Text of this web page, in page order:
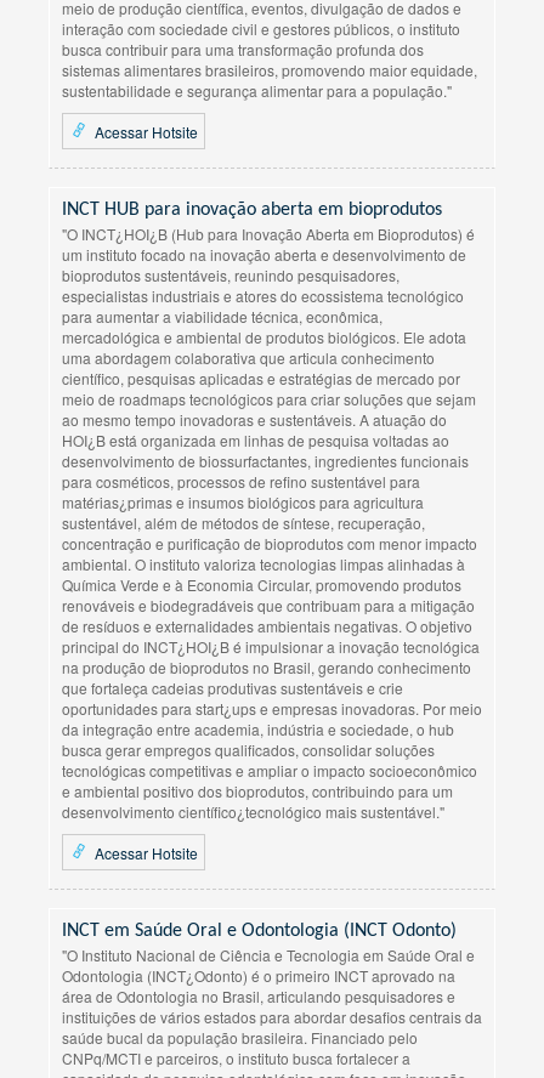
meio de produção científica, eventos, divulgação de dados e
interação com sociedade civil e gestores públicos, o instituto
busca contribuir para uma transformação profunda dos
sistemas alimentares brasileiros, promovendo maior equidade,
sustentabilidade e segurança alimentar para a população."
Acessar Hotsite
INCT HUB para inovação aberta em bioprodutos
"O INCT¿HOI¿B (Hub para Inovação Aberta em Bioprodutos) é
um instituto focado na inovação aberta e desenvolvimento de
bioprodutos sustentáveis, reunindo pesquisadores,
especialistas industriais e atores do ecossistema tecnológico
para aumentar a viabilidade técnica, econômica,
mercadológica e ambiental de produtos biológicos. Ele adota
uma abordagem colaborativa que articula conhecimento
científico, pesquisas aplicadas e estratégias de mercado por
meio de roadmaps tecnológicos para criar soluções que sejam
ao mesmo tempo inovadoras e sustentáveis. A atuação do
HOI¿B está organizada em linhas de pesquisa voltadas ao
desenvolvimento de biossurfactantes, ingredientes funcionais
para cosméticos, processos de refino sustentável para
matérias¿primas e insumos biológicos para agricultura
sustentável, além de métodos de síntese, recuperação,
concentração e purificação de bioprodutos com menor impacto
ambiental. O instituto valoriza tecnologias limpas alinhadas à
Química Verde e à Economia Circular, promovendo produtos
renováveis e biodegradáveis que contribuam para a mitigação
de resíduos e externalidades ambientais negativas. O objetivo
principal do INCT¿HOI¿B é impulsionar a inovação tecnológica
na produção de bioprodutos no Brasil, gerando conhecimento
que fortaleça cadeias produtivas sustentáveis e crie
oportunidades para start¿ups e empresas inovadoras. Por meio
da integração entre academia, indústria e sociedade, o hub
busca gerar empregos qualificados, consolidar soluções
tecnológicas competitivas e ampliar o impacto socioeconômico
e ambiental positivo dos bioprodutos, contribuindo para um
desenvolvimento científico¿tecnológico mais sustentável."
Acessar Hotsite
INCT em Saúde Oral e Odontologia (INCT Odonto)
"O Instituto Nacional de Ciência e Tecnologia em Saúde Oral e
Odontologia (INCT¿Odonto) é o primeiro INCT aprovado na
área de Odontologia no Brasil, articulando pesquisadores e
instituições de vários estados para abordar desafios centrais da
saúde bucal da população brasileira. Financiado pelo
CNPq/MCTI e parceiros, o instituto busca fortalecer a